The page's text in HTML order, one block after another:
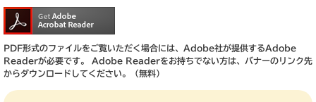
PDF形式のファイルをご覧いただく場合には、Adobe社が提供するAdobe
Readerが必要です。
Adobe Readerをお持ちでない方は、バナーのリンク先
からダウンロードしてください。（無料）